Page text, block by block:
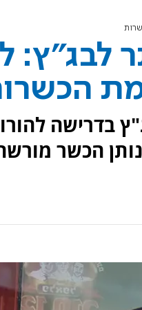
לבג"ץ:
בדרישה
נותן הכשר